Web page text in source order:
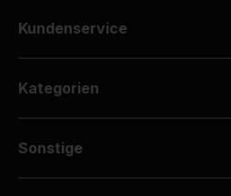
Kundenservice
Kategorien
Sonstige